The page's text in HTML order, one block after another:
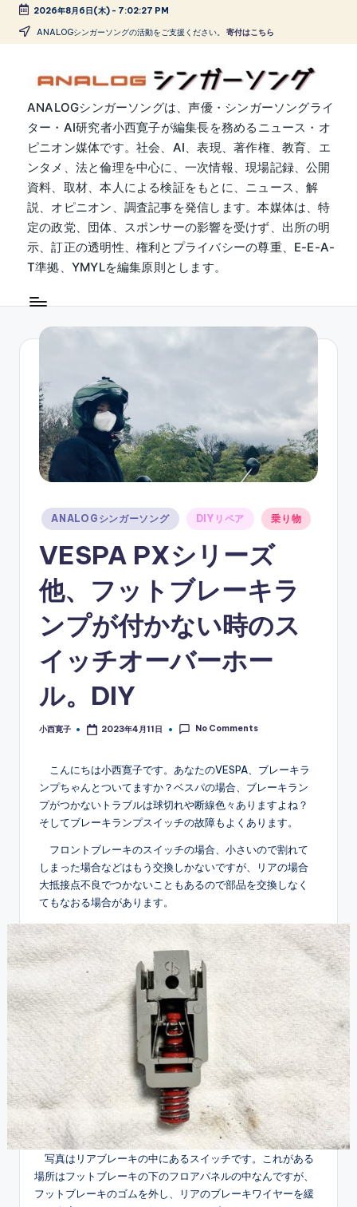
Skip
2026年8月6日(木)- 7:02:27 PM
ANALOGシンガーソングの活動をご支援ください。 寄付はこちら
A
N
A
L
O
G
シ
ン
ー
ン
グ
ANALOGシンガーソングは、声優・シンガーソングライ
ター・AI研究者小西寛子が編集長を務めるニュース・オ
ピニオン媒体です。社会、AI、表現、著作権、教育、エ
ンタメ、法と倫理を中心に、一次情報、現場記録、公開
資料、取材、本人による検証をもとに、ニュース、解
説、オピニオン、調査記事を発信します。本媒体は、特
定の政党、団体、スポンサーの影響を受けず、出所の明
示、訂正の透明性、権利とプライバシーの尊重、E-E-A-
T準拠、YMYLを編集原則とします。
Posted
in
ANALOGシンガーソング DIYリペア 乗り物
VESPA PXシリーズ
他、フットブレーキラ
ンプが付かない時のス
イッチオーバーホー
ル。DIY
Posted
小西寛子 2023年4月11日 No Comments
こんにちは小西寛子です。あなたのVESPA、ブレーキラ
ンプちゃんとついてますか？ベスパの場合、ブレーキラン
プがつかないトラブルは球切れや断線色々ありますよね？
そしてブレーキランプスイッチの故障もよくあります。
フロントブレーキのスイッチの場合、小さいので割れて
しまった場合などはもう交換しかないですが、リアの場合
大抵接点不良でつかないこともあるので部品を交換しなく
てもなおる場合があります。
写真はリアブレーキの中にあるスイッチです。これがある
場所はフットブレーキの下のフロアパネルの中なんですが、
フットブレーキのゴムを外し、リアのブレーキワイヤーを緩